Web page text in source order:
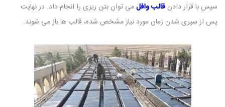
سپس با قرار دادن قالب وافلمی توان بتن ریزی را انجام داد. در نهایت
پس از سپری شدن زمان مورد نیاز مشخص شده، قالب ها باز می شوند.